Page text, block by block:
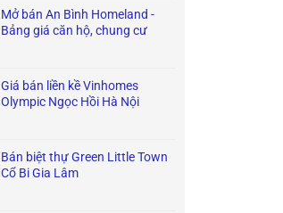
Mở bán An Bình Homeland -
Bảng giá căn hộ, chung cư
Giá bán liền kề Vinhomes
Olympic Ngọc Hồi Hà Nội
Bán biệt thự Green Little Town
Cổ Bi Gia Lâm